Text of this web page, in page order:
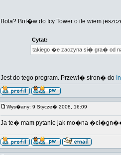
Bota? Bot�w do Icy Tower o ile wiem
Cytat:
takiego �e zaczyna si� gra� od
Jest do tego program. Przewi� stron� do
Wys�any: 9 Stycze� 2008, 16:09
Ja te� mam pytanie jak mo�na �ci�gn��